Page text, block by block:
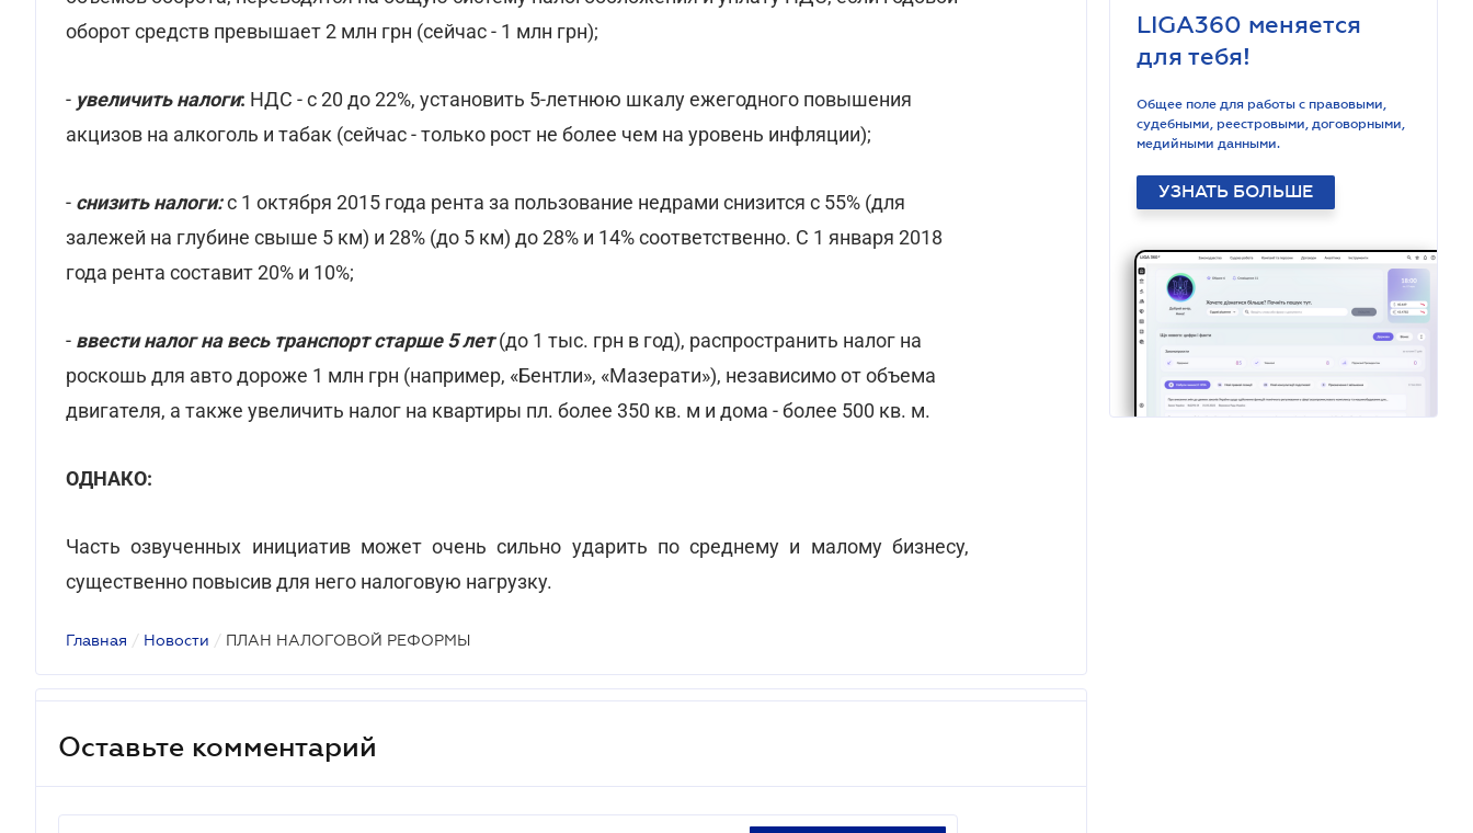
оборот средств превышает 2 млн грн (сейчас - 1 млн грн);
- увеличить налоги: НДС - с 20 до 22%, установить 5-летнюю шкалу ежегодного повышения
акцизов на алкоголь и табак (сейчас - только рост не более чем на уровень инфляции);
- снизить налоги:с 1 октября 2015 года рента за пользование недрами снизится с 55% (для
залежей на глубине свыше 5 км) и 28% (до 5 км) до 28% и 14% соответственно. С 1 января 2018
года рента составит 20% и 10%;
- ввести налог на весь транспорт старше 5 лет(до 1 тыс. грн в год), распространить налог на
роскошь для авто дороже 1 млн грн (например, «Бентли», «Мазерати»), независимо от объема
двигателя, а также увеличить налог на квартиры пл. более 350 кв. м и дома - более 500 кв. м.
ОДНАКО:
Часть озвученных инициатив может очень сильно ударить по среднему и малому бизнесу,
существенно повысив для него налоговую нагрузку.
Главная / Новости / ПЛАН НАЛОГОВОЙ РЕФОРМЫ
Оставьте комментарий
LIGA360 меняется
для тебя!
Общее поле для работы с правовыми,
судебными, реестровыми, договорными,
медийными данными.
УЗНАТЬ БОЛЬШЕ